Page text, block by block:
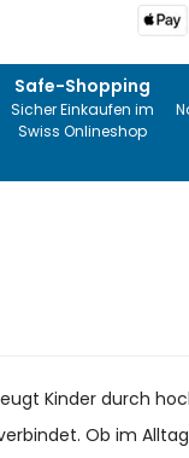
Safe-Shopping
Sicher Einkaufen im
Swiss Onlineshop
Kinder durch
Ob im